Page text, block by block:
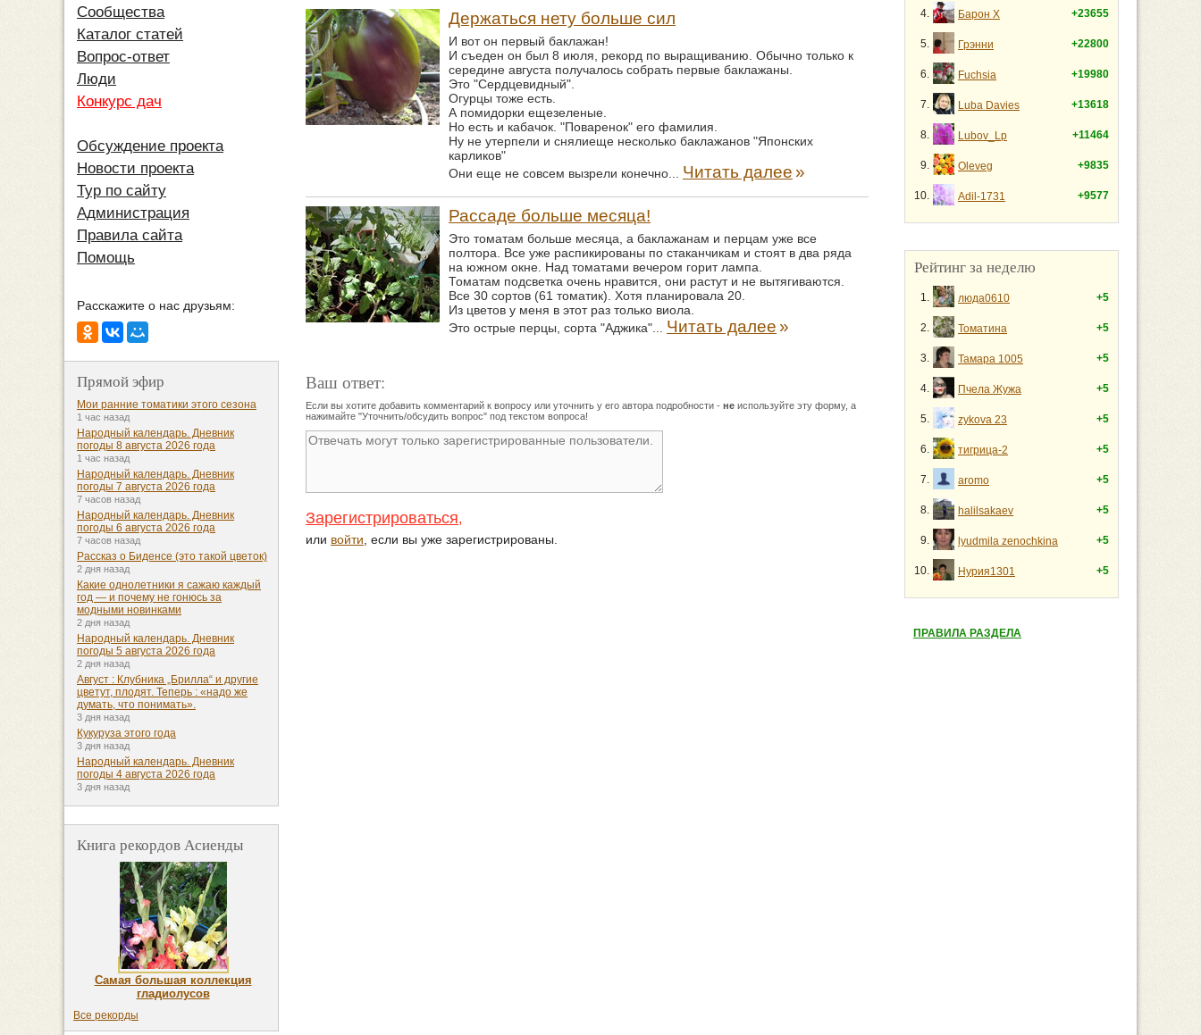
Держаться нету больше сил
И вот он первый баклажан!
И съеден он был 8 июля, рекорд по выращиванию. Обычно только к
середине августа получалось собрать первые баклажаны.
Это "Сердцевидный".
Огурцы тоже есть.
А помидорки ещезеленые.
Но есть и кабачок. "Поваренок" его фамилия.
Ну не утерпели и снялиеще несколько баклажанов "Японских
карликов"
Они еще не совсем вызрели конечно... Читать далее»
Рассаде больше месяца!
Это томатам больше месяца, а баклажанам и перцам уже все
полтора. Все уже распикированы по стаканчикам и стоят в два ряда
на южном окне. Над томатами вечером горит лампа.
Томатам подсветка очень нравится, они растут и не вытягиваются.
Все 30 сортов (61 томатик). Хотя планировала 20.
Из цветов у меня в этот раз только виола.
Это острые перцы, сорта "Аджика"... Читать далее»
Ваш ответ:
Если вы хотите добавить комментарий к вопросу или уточнить у его автора подробности - не используйте эту форму, а
нажимайте "Уточнить/обсудить вопрос" под текстом вопроса!
Зарегистрироваться,
или войти , если вы уже зарегистрированы.
4. Барон Х +23655
5. Грэнни +22800
6. Fuchsia +19980
7. Luba Davies +13618
8. Lubov_Lp +11464
9. Oleveg +9835
10. Adil-1731 +9577
Рейтинг за неделю
1. люда0610 +5
2. Томатина +5
3. Тамара 1005 +5
4. Пчела Жужа +5
5. zykova 23 +5
6. тигрица-2 +5
7. aromo +5
8. halilsakaev +5
9. lyudmila zenochkina +5
10. Нурия1301 +5
ПРАВИЛА РАЗДЕЛА
Сообщества
Каталог статей
Вопрос-ответ
Люди
Конкурс дач
Обсуждение проекта
Новости проекта
Тур по сайту
Администрация
Правила сайта
Помощь
Расскажите о нас друзьям:
Прямой эфир
Мои ранние томатики этого сезона
1 час назад
Народный календарь. Дневник
погоды 8 августа 2026 года
1 час назад
Народный календарь. Дневник
погоды 7 августа 2026 года
7 часов назад
Народный календарь. Дневник
погоды 6 августа 2026 года
7 часов назад
Рассказ о Биденсе (это такой цветок)
2 дня назад
Какие однолетники я сажаю каждый
год — и почему не гонюсь за
модными новинками
2 дня назад
Народный календарь. Дневник
погоды 5 августа 2026 года
2 дня назад
Август : Клубника „Брилла“ и другие
цветут, плодят. Теперь : «надо же
думать, что понимать».
3 дня назад
Кукуруза этого года
3 дня назад
Народный календарь. Дневник
погоды 4 августа 2026 года
3 дня назад
Книга рекордов Асиенды
Самая большая коллекция
гладиолусов
Все рекорды